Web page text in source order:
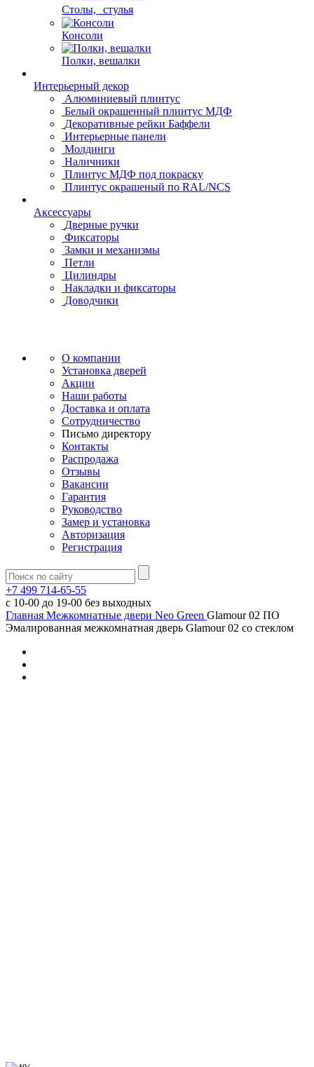
Столы, стулья
Консоли
Полки, вешалки
Интерьерный декор
Алюминиевый плинтус
Белый окрашенный плинтус МДФ
Декоративные рейки Баффели
Интерьерные панели
Молдинги
Наличники
Плинтус МДФ под покраску
Плинтус окрашеный по RAL/NCS
Аксессуары
Дверные ручки
Фиксаторы
Замки и механизмы
Петли
Цилиндры
Накладки и фиксаторы
Доводчики
О компании
Установка дверей
Акции
Наши работы
Доставка и оплата
Сотрудничество
Письмо директору
Контакты
Распродажа
Отзывы
Вакансии
Гарантия
Руководство
Замер и установка
Авторизация
Регистрация
+7 499 714-65-55
с 10-00 до 19-00 без выходных
Главная Межкомнатные двери Neo Green Glamour 02 ПО
Эмалированная межкомнатная дверь Glamour 02 со стеклом